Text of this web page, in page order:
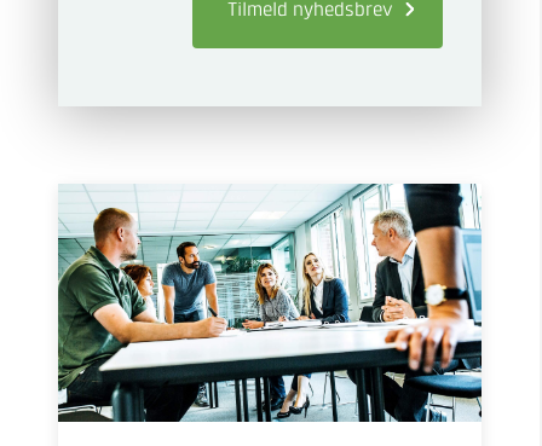
Tilmeld nyhedsbrev